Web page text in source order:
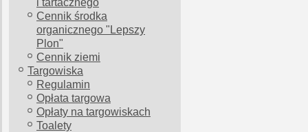
i tartacznego
Cennik środka
organicznego "Lepszy
Plon"
Cennik ziemi
Targowiska
Regulamin
Opłata targowa
Opłaty na targowiskach
Toalety